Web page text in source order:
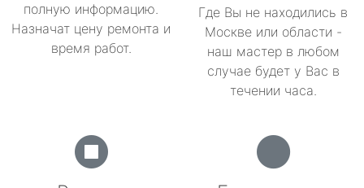
полную информацию.
Назначат цену ремонта и
время работ.
Где Вы не находились в
Москве или области -
наш мастер в любом
случае будет у Вас в
течении часа.